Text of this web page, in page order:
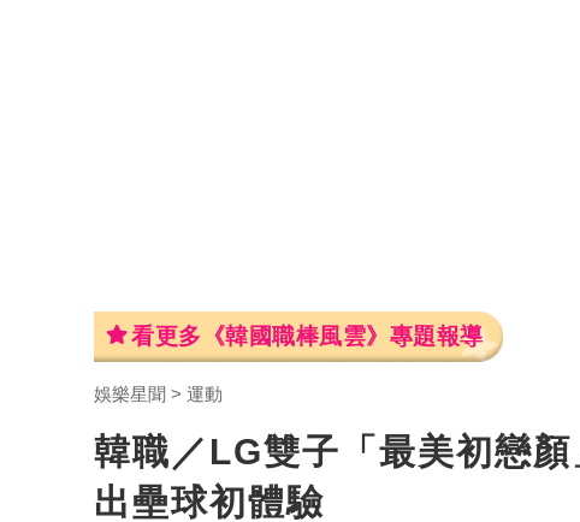
看更多《韓國職棒風雲》專題報導
娛樂星聞 運動
韓職／LG雙子「最美初戀
出壘球初體驗